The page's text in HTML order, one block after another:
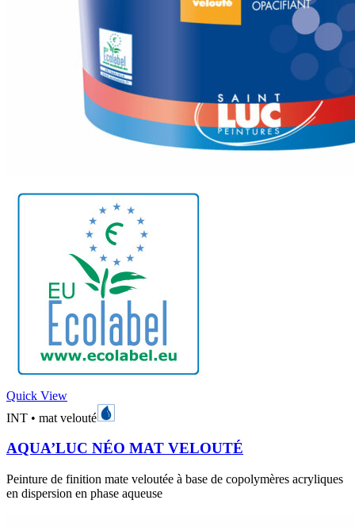
Quick View
INT • mat velouté
AQUA’LUC NÉO MAT VELOUTÉ
Peinture de finition mate veloutée à base de copolymères acryliques
en dispersion en phase aqueuse